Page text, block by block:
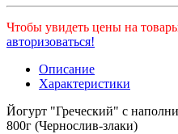
Чтобы увидеть цены на
авторизоваться!
Описание
Характеристики
Йогурт "Греческий" с
800г (Чернослив-злаки)